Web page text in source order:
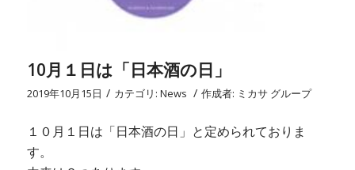
10月１日は「日本酒の日」
2019年10月15日 / カテゴリ: News / 作成者: ミカサ グループ
１０月１日は「日本酒の日」と定められておりま
す。